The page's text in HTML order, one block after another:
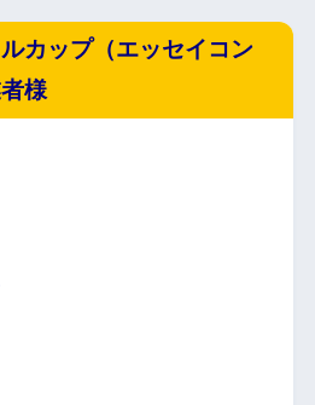
カップ（エッセイコン
様